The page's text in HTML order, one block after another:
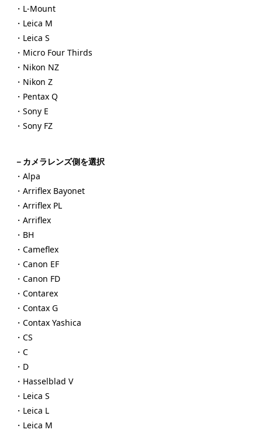
・L-Mount
・Leica M
・Leica S
・Micro Four Thirds
・Nikon NZ
・Nikon Z
・Pentax Q
・Sony E
・Sony FZ
－カメラレンズ側を選択
・Alpa
・Arriflex Bayonet
・Arriflex PL
・Arriflex
・BH
・Cameflex
・Canon EF
・Canon FD
・Contarex
・Contax G
・Contax Yashica
・CS
・C
・D
・Hasselblad V
・Leica S
・Leica L
・Leica M